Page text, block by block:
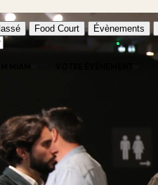
Food Court Évènements